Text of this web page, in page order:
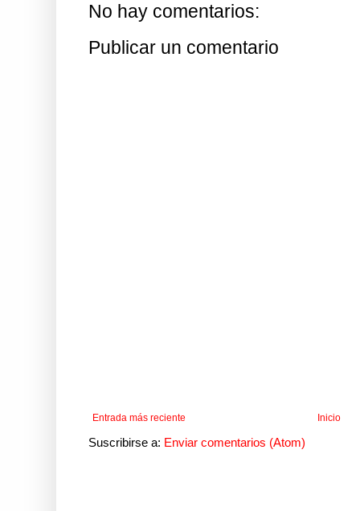
No hay comentarios:
Publicar un comentario
Entrada más reciente Inicio
Suscribirse a: Enviar comentarios (Atom)